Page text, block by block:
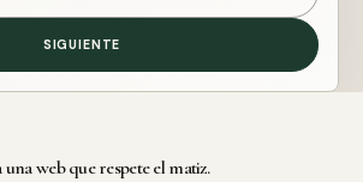
SIGUIENTE
web que respete el matiz.